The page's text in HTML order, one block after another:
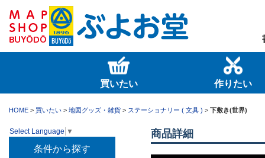
買いたい 作りたい
HOME > 買いたい > 地図グッズ・雑貨 > ステーショナリー ( 文具 ) > 下敷き(世界)
Select Language ▼
条件から探す
商品詳細